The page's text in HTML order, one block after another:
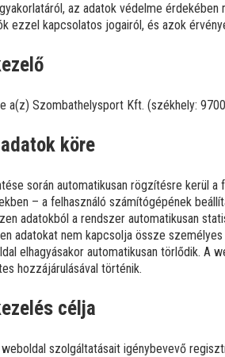
az adatok védelme
ezzel kapcsolatos jogairól, és azok
a(z) Szombathelysport Kft. (székhely:
köre
során automatikusan rögzítésre kerül
– a felhasználó számítógépének
adatokból a rendszer automatikusan
adatokat nem kapcsolja össze
elhagyásakor automatikusan törlődik. A
hozzájárulásával történik.
célja
szolgáltatásait igénybevevő